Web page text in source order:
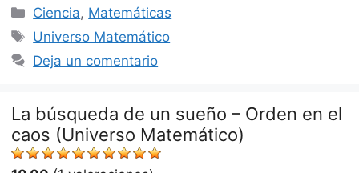
Categorías
Ciencia, Matemáticas
Etiquetas
Universo Matemático
Deja un comentario
La búsqueda de un sueño – Orden en el
caos (Universo Matemático)